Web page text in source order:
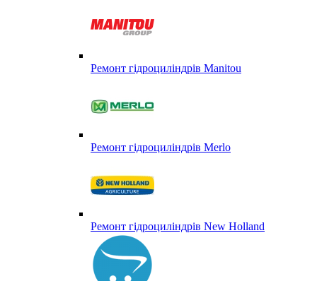
Ремонт гідроциліндрів Manitou
Ремонт гідроциліндрів Merlo
Ремонт гідроциліндрів New Holland